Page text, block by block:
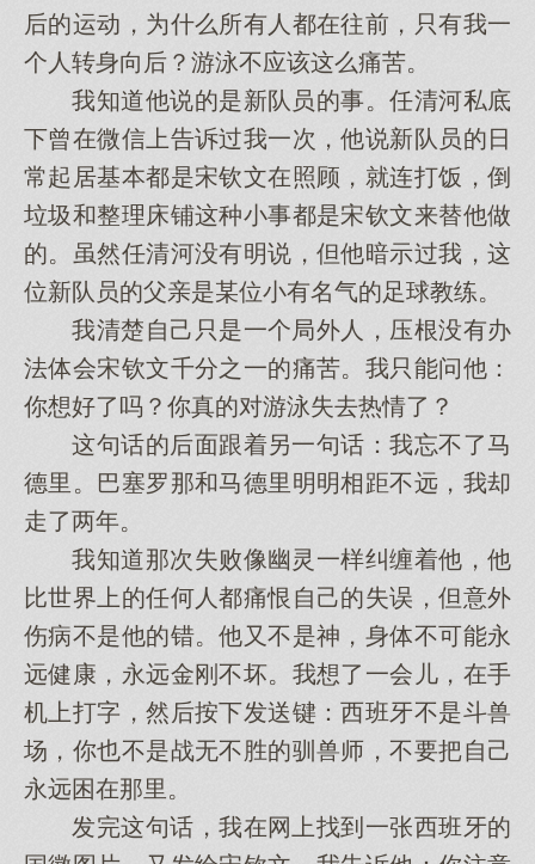
后的运动，为什么所有人都在往前，只有我一
个人转身向后？游泳不应该这么痛苦。
我知道他说的是新队员的事。任清河私底
下曾在微信上告诉过我一次，他说新队员的日
常起居基本都是宋钦文在照顾，就连打饭，倒
垃圾和整理床铺这种小事都是宋钦文来替他做
的。虽然任清河没有明说，但他暗示过我，这
位新队员的父亲是某位小有名气的足球教练。
我清楚自己只是一个局外人，压根没有办
法体会宋钦文千分之一的痛苦。我只能问他：
你想好了吗？你真的对游泳失去热情了？
这句话的后面跟着另一句话：我忘不了马
德里。巴塞罗那和马德里明明相距不远，我却
走了两年。
我知道那次失败像幽灵一样纠缠着他，他
比世界上的任何人都痛恨自己的失误，但意外
伤病不是他的错。他又不是神，身体不可能永
远健康，永远金刚不坏。我想了一会儿，在手
机上打字，然后按下发送键：西班牙不是斗兽
场，你也不是战无不胜的驯兽师，不要把自己
永远困在那里。
发完这句话，我在网上找到一张西班牙的